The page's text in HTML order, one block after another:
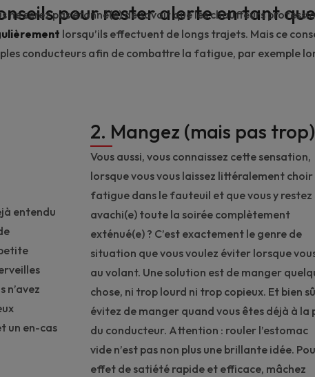
pour rester alerte en tant
ne serez pas étonné(e) de savoir que les chauffeurs
lorsqu’ils effectuent de longs trajets. Mais ce
conducteurs afin de combattre la fatigue, par exemple
entendu
n’avez
un en-cas
2. Mangez (mais pas trop)
Vous aussi, vous connaissez cette sensation,
lorsque vous vous laissez littéralement choir
fatigue dans le fauteuil et que vous y restez
avachi(e) toute la soirée complètement
exténué(e) ? C’est exactement le genre de
situation que vous voulez éviter lorsque
au volant. Une solution est de manger
chose, ni trop lourd ni trop copieux. Et bien
évitez de manger quand vous êtes déjà à la
du conducteur. Attention : rouler l’estomac
vide n’est pas non plus une brillante idée.
effet de satiété rapide et efficace, mâchez